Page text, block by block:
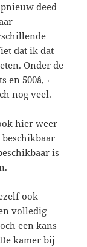
deed
dat ik dat
Onder de
en 500â‚¬
nog veel.
hier weer
is
ook
volledig
een kans
kamer bij